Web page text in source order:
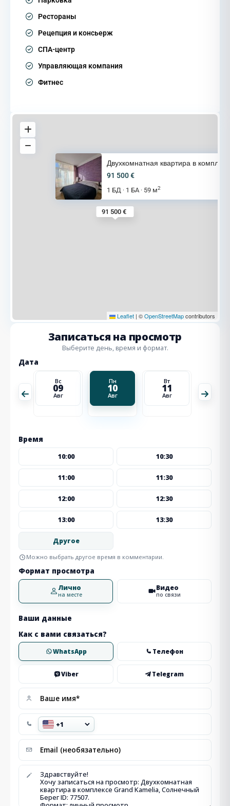
Рестораны
Рецепция и консьерж
СПА-центр
Управляющая компания
Фитнес
91 500 €
Двухкомнатная квартира в компл
91 500 €
1 БД · 1 БА · 59 м2
Leaflet | ©OpenStreetMapcontributors
Записаться на просмотр
Выберите день, время и формат.
Дата
Вс
09
Авг
Пн
10
Авг
Вт
11
Авг
Время
10:00 10:30
11:00 11:30
12:00 12:30
13:00 13:30
Другое
Можно выбрать другое время в комментарии.
Формат просмотра
Лично
на месте
Видео
по связи
Ваши данные
Как с вами связаться?
WhatsApp Телефон
Viber Telegram